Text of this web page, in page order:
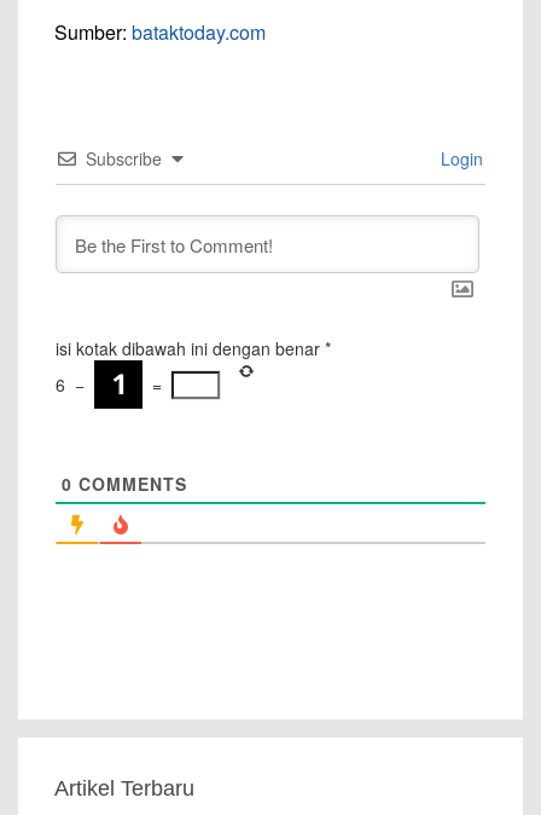
Sumber: bataktoday.com
Subscribe Login
isi kotak dibawah ini dengan benar *
6 − =
0 COMMENTS
Artikel Terbaru